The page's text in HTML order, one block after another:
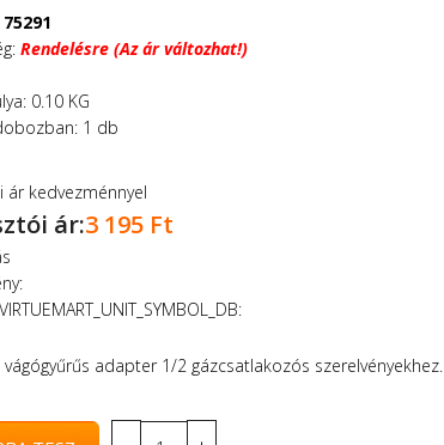
75291
Rendelésre (Az ár változhat!)
0.10 KG
1 db
ár kedvezménnyel
ár:3 195 Ft
adapter 1/2 gázcsatlakozós szerelvényekhez.